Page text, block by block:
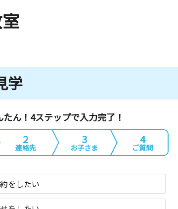
学
たん！4ステップで入力完了！
2
連絡先
3
お子さま
4
ご質問
をしたい